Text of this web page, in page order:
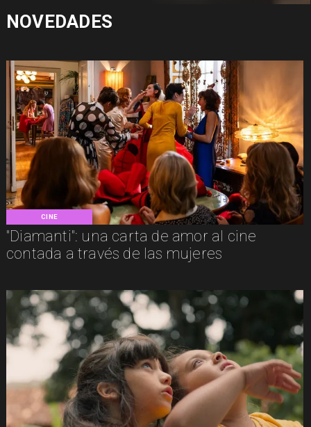
CINE
"Diamanti": una carta de amor al cine
contada a través de las mujeres
NOVEDADES